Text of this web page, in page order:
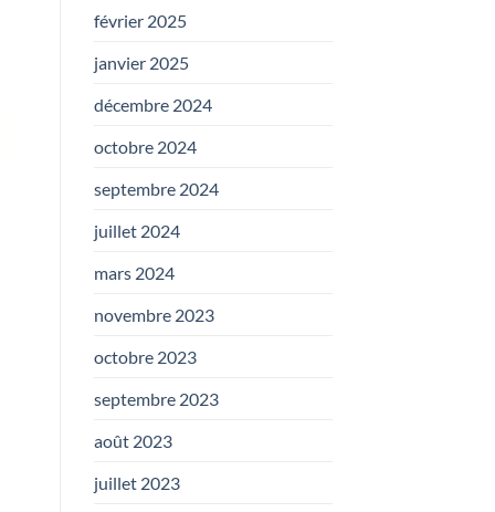
février 2025
janvier 2025
décembre 2024
octobre 2024
septembre 2024
juillet 2024
mars 2024
novembre 2023
octobre 2023
septembre 2023
août 2023
juillet 2023